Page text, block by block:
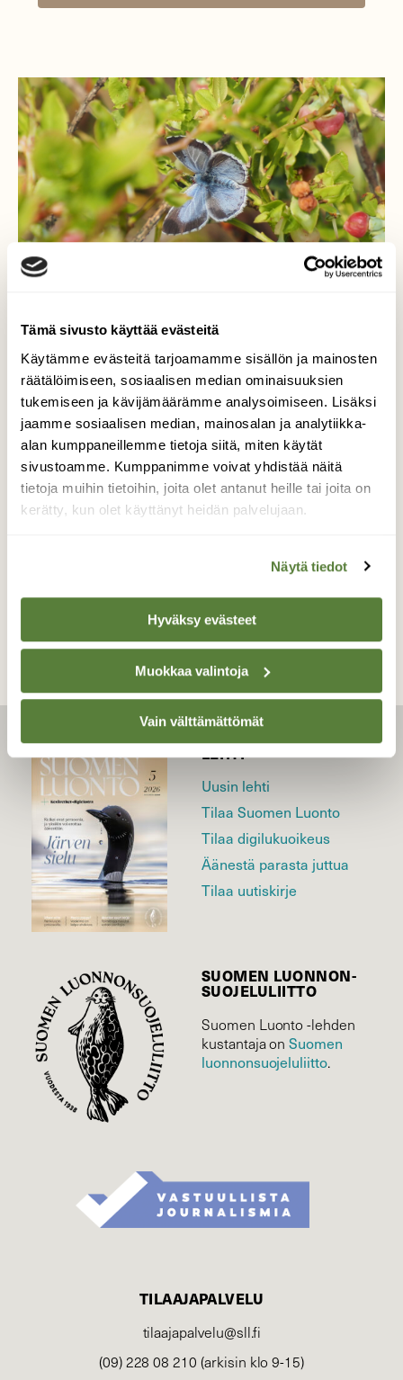
Tämä sivusto käyttää evästeitä
Käytämme evästeitä tarjoamamme sisällön ja mainosten
räätälöimiseen, sosiaalisen median ominaisuuksien
tukemiseen ja kävijämäärämme analysoimiseen. Lisäksi
jaamme sosiaalisen median, mainosalan ja analytiikka-
alan kumppaneillemme tietoja siitä, miten käytät
sivustoamme. Kumppanimme voivat yhdistää näitä
tietoja muihin tietoihin, joita olet antanut heille tai joita on
kerätty, kun olet käyttänyt heidän palvelujaan.
Näytä tiedot
Hyväksy evästeet
Muokkaa valintoja
Vain välttämättömät
Sinisiipiset...
..hellepäivä oli saanut lukuisat perhoslajit
liikkeelle, erityisen paljon oli
paatsamasinisiipiä.
Valokuvaaja: Arja Valtonen, Aurinkovuori, Asikkala
19.5.2021
LEHTI
Uusin lehti
Tilaa Suomen Luonto
Tilaa digilukuoikeus
Äänestä parasta juttua
Tilaa uutiskirje
SUOMEN LUONNON­
SUOJELU­LIITTO
Suomen Luonto -lehden
kustantaja onSuomen
luonnonsuojelu­liitto.
TILAAJAPALVELU
tilaajapalvelu@sll.fi
(09) 228 08 210 (arkisin klo 9-15)